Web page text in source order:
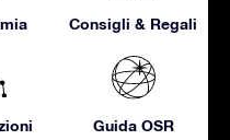
Consigli & Regali
Guida OSR